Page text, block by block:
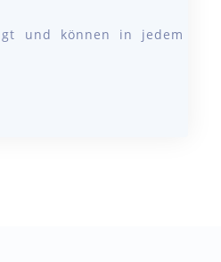
und können in jedem